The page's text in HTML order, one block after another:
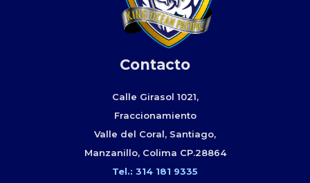
Contacto
Calle Girasol 1021,
Fraccionamiento
Valle del Coral, Santiago,
Manzanillo, Colima CP.28864
Tel.: 314 181 9335